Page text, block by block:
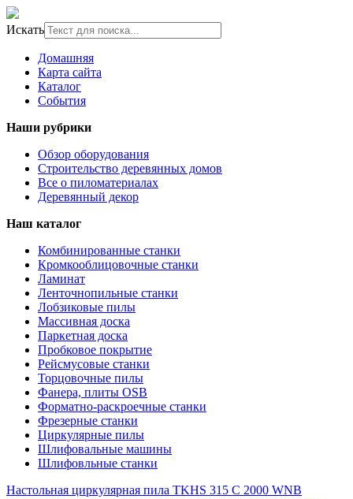
Искать
Домашняя
Карта сайта
Каталог
События
Наши рубрики
Обзор оборудования
Строительство деревянных домов
Все о пиломатериалах
Деревянный декор
Наш каталог
Комбинированные станки
Кромкооблицовочные станки
Ламинат
Ленточнопильные станки
Лобзиковые пилы
Массивная доска
Паркетная доска
Пробковое покрытие
Рейсмусовые станки
Торцовочные пилы
Фанера, плиты OSB
Форматно-раскроечные станки
Фрезерные станки
Циркулярные пилы
Шлифовальные машины
Шлифовльные станки
Настольная циркулярная пила TKHS 315 C 2000 WNB